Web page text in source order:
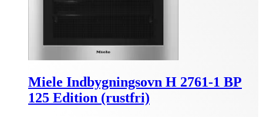
Miele Indbygningsovn H 2761-1 BP
125 Edition (rustfri)